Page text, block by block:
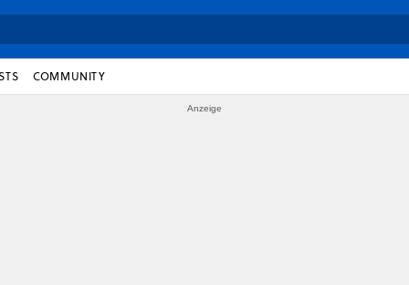
COMMUNITY